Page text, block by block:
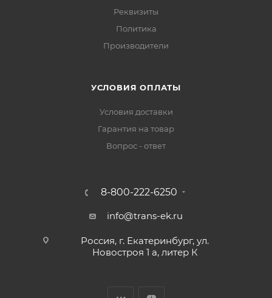
Реквизиты
Политика
Производители
УСЛОВИЯ ОПЛАТЫ
Условия доставки
Гарантия на товар
Вопрос - ответ
8-800-222-6250
info@trans-ek.ru
Россия, г. Екатеринбург, ул.
Новостроя 1 а, литер К